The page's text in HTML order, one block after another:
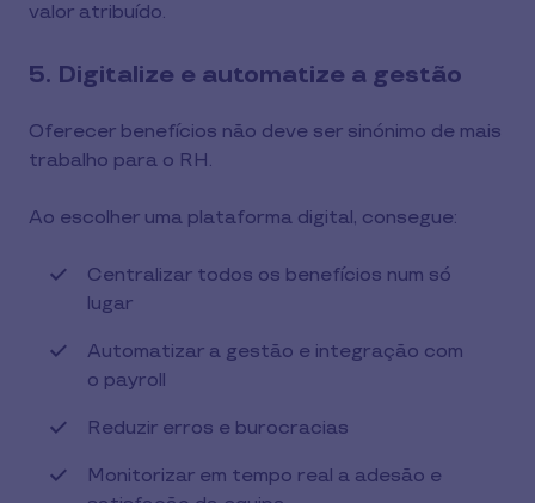
valor atribuído.
5. Digitalize e automatize a gestão
Oferecer benefícios não deve ser sinónimo de mais
trabalho para o RH.
Ao escolher uma plataforma digital, consegue:
Centralizar todos os benefícios num só
lugar
Automatizar a gestão e integração com
o payroll
Reduzir erros e burocracias
Monitorizar em tempo real a adesão e